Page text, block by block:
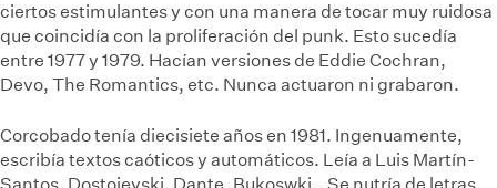
ciertos estimulantes y con una manera de tocar muy ruidosa
que coincidía con la proliferación del punk. Esto sucedía
entre 1977 y 1979. Hacían versiones de Eddie Cochran,
Devo, The Romantics, etc. Nunca actuaron ni grabaron.
Corcobado tenía diecisiete años en 1981. Ingenuamente,
escribía textos caóticos y automáticos. Leía a Luis Martín-